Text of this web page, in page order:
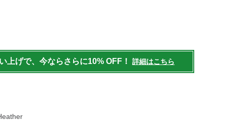
上げで、今ならさらに10% OFF！ 詳細はこちら